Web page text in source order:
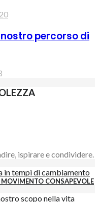
percorso di
ispirare e condividere.
MOVIMENTO CONSAPEVOLE